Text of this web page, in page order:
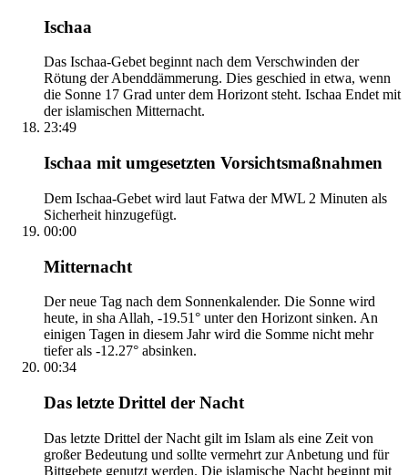
Ischaa
Das Ischaa-Gebet beginnt nach dem Verschwinden der
Rötung der Abenddämmerung. Dies geschied in etwa, wenn
die Sonne 17 Grad unter dem Horizont steht. Ischaa Endet mit
der islamischen Mitternacht.
23:49
Ischaa mit umgesetzten Vorsichtsmaßnahmen
Dem Ischaa-Gebet wird laut Fatwa der MWL 2 Minuten als
Sicherheit hinzugefügt.
00:00
Mitternacht
Der neue Tag nach dem Sonnenkalender. Die Sonne wird
heute, in sha Allah, -19.51° unter den Horizont sinken. An
einigen Tagen in diesem Jahr wird die Somme nicht mehr
tiefer als -12.27° absinken.
00:34
Das letzte Drittel der Nacht
Das letzte Drittel der Nacht gilt im Islam als eine Zeit von
großer Bedeutung und sollte vermehrt zur Anbetung und für
Bittgebete genutzt werden. Die islamische Nacht beginnt mit